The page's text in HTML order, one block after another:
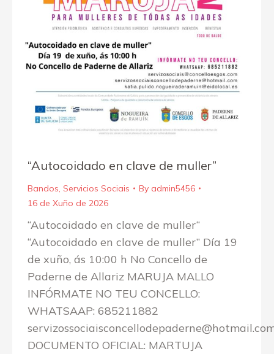
“Autocoidado en clave de muller”
Bandos, Servicios Sociais By admin5456
16 de Xuño de 2026
“Autocoidado en clave de muller“
“Autocoidado en clave de muller” Día 19
de xuño, ás 10:00 h No Concello de
Paderne de Allariz MARUJA MALLO
INFÓRMATE NO TEU CONCELLO:
WHATSAAP: 685211882
DOCUMENTO OFICIAL: MARTUJA